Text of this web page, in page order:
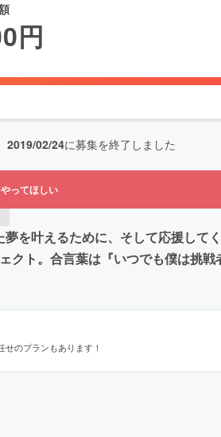
円
2019/02/24に募集を終了しました
ってほしい
を叶えるために、そして応援して
ト。合言葉は『いつでも僕は挑戦
のプランもあります！